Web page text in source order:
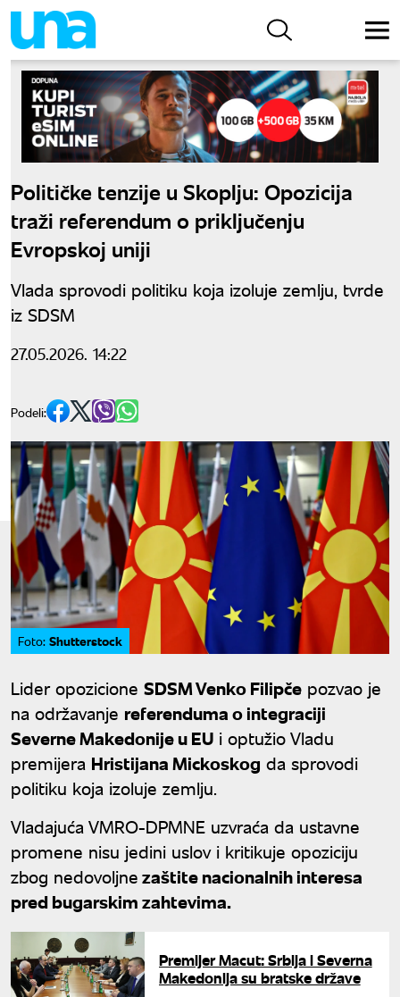
Političke tenzije u Skoplju: Opozicija
traži referendum o priključenju
Evropskoj uniji
Vlada sprovodi politiku koja izoluje zemlju, tvrde
iz SDSM
27.05.2026. 14:22
Podeli:
Foto: Shutterstock
Lider opozicione SDSM Venko Filipče pozvao je
na održavanje referenduma o integraciji
Severne Makedonije u EU i optužio Vladu
premijera Hristijana Mickoskog da sprovodi
politiku koja izoluje zemlju.
Vladajuća VMRO-DPMNE uzvraća da ustavne
promene nisu jedini uslov i kritikuje opoziciju
zbog nedovoljnezaštite nacionalnih interesa
pred bugarskim zahtevima.
Premijer Macut: Srbija i Severna
Makedonija su bratske države